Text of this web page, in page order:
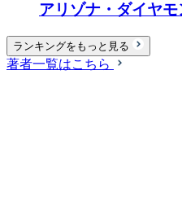
アリゾナ・ダイヤ
ランキングをもっと見る
著者一覧はこちら